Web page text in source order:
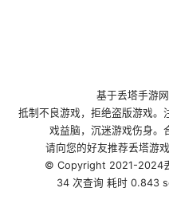
基于丢塔手游网
抵制不良游戏，拒绝盗版游戏。
戏益脑，沉迷游戏伤身。
请向您的好友推荐丢塔游
© Copyright 2021-2024
34 次查询 耗时 0.843